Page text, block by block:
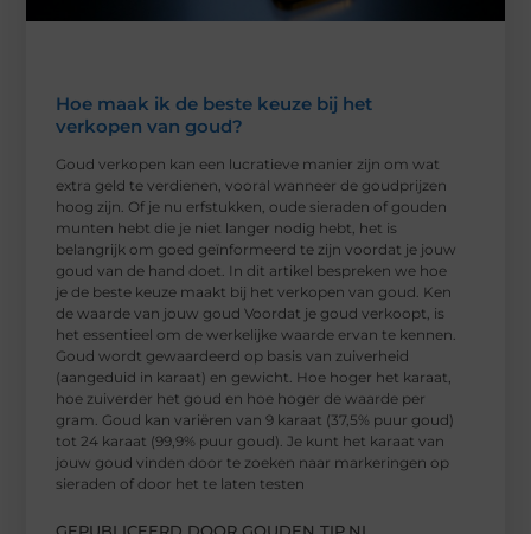
Hoe maak ik de beste keuze bij het
verkopen van goud?
Goud verkopen kan een lucratieve manier zijn om wat
extra geld te verdienen, vooral wanneer de goudprijzen
hoog zijn. Of je nu erfstukken, oude sieraden of gouden
munten hebt die je niet langer nodig hebt, het is
belangrijk om goed geïnformeerd te zijn voordat je jouw
goud van de hand doet. In dit artikel bespreken we hoe
je de beste keuze maakt bij het verkopen van goud. Ken
de waarde van jouw goud Voordat je goud verkoopt, is
het essentieel om de werkelijke waarde ervan te kennen.
Goud wordt gewaardeerd op basis van zuiverheid
(aangeduid in karaat) en gewicht. Hoe hoger het karaat,
hoe zuiverder het goud en hoe hoger de waarde per
gram. Goud kan variëren van 9 karaat (37,5% puur goud)
tot 24 karaat (99,9% puur goud). Je kunt het karaat van
jouw goud vinden door te zoeken naar markeringen op
sieraden of door het te laten testen